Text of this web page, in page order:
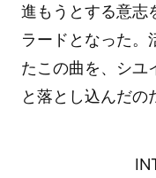
進もうとする意志
ラードとなった。
たこの曲を、シユ
と落とし込んだの